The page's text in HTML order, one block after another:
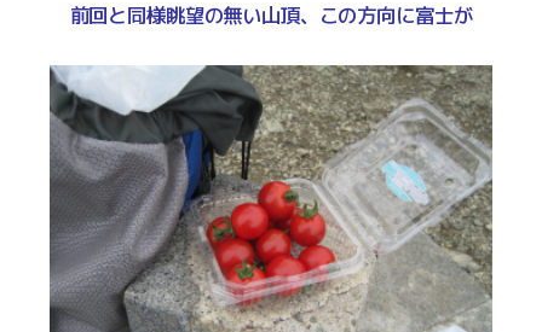
前回と同様眺望の無い山頂、この方向に富士が